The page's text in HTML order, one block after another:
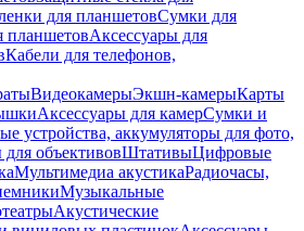
для планшетовСумки для
планшетовАксессуары для
Кабели для телефонов,
ВидеокамерыЭкшн-камерыКарты
Аксессуары для камерСумки и
устройства, аккумуляторы для фото,
объективовШтативыЦифровые
Мультимедиа акустикаРадиочасы,
Музыкальные
Акустические